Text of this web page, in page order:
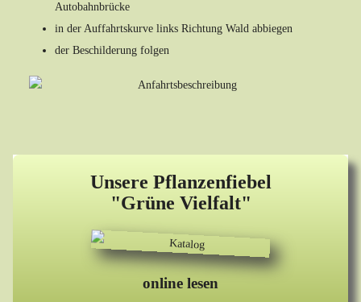
Unsere Pflanzenfiebel
"Grüne Vielfalt"
online lesen
Autobahnbrücke
in der Auffahrtskurve links Richtung Wald abbiegen
der Beschilderung folgen